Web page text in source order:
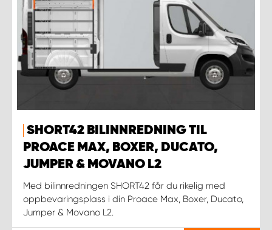
SHORT42 BILINNREDNING TIL
PROACE MAX, BOXER, DUCATO,
JUMPER & MOVANO L2
Med bilinnredningen SHORT42 får du rikelig med
oppbevaringsplass i din Proace Max, Boxer, Ducato,
Jumper & Movano L2.